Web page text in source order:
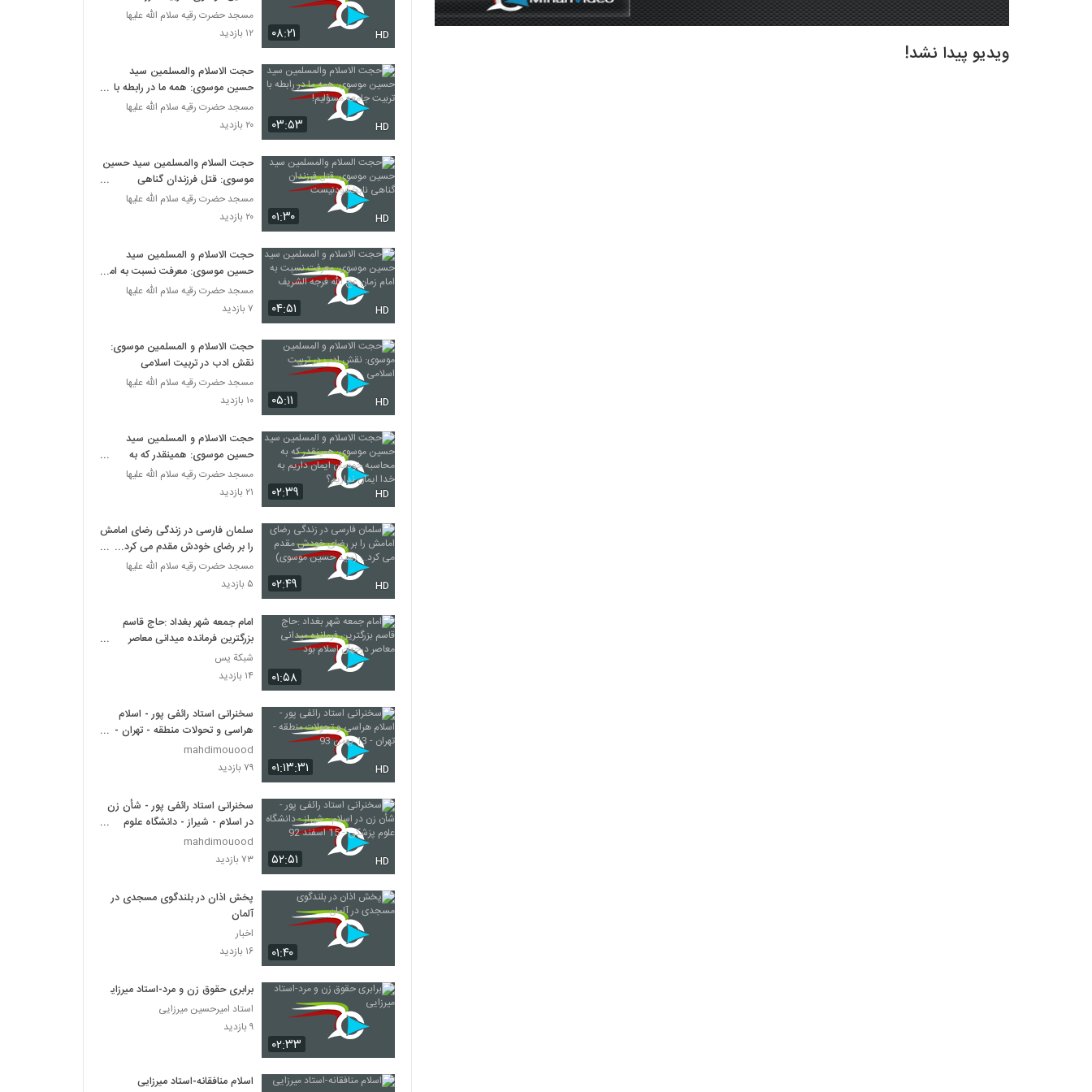
ویدیو پیدا نشد!
۰۸:۲۱ HD
مسجد حضرت رقیه سلام الله علیها
۱۲ بازدید
۰۳:۵۳ HD
حجت الاسلام والمسلمین سید
حسین موسوی: همه ما در رابطه با
تربیت جامعه مسؤلیم!
مسجد حضرت رقیه سلام الله علیها
۲۰ بازدید
۰۱:۳۰ HD
حجت السلام والمسلمین سید حسین
موسوی: قتل فرزندان گناهی
نابخشودنیست
مسجد حضرت رقیه سلام الله علیها
۲۰ بازدید
۰۴:۵۱ HD
حجت الاسلام و المسلمین سید
حسین موسوی: معرفت نسبت به امام
زمان عج الله فرجه الشریف
مسجد حضرت رقیه سلام الله علیها
۷ بازدید
۰۵:۱۱ HD
حجت الاسلام و المسلمین موسوی:
نقش ادب در تربیت اسلامی
مسجد حضرت رقیه سلام الله علیها
۱۰ بازدید
۰۲:۳۹ HD
حجت الاسلام و المسلمین سید
حسین موسوی: همینقدر که به
محاسبه خودمان ایمان داریم به خدا
ایمان نداریم؟
مسجد حضرت رقیه سلام الله علیها
۲۱ بازدید
۰۲:۴۹ HD
سلمان فارسی در زندگی رضای امامش
را بر رضای خودش مقدم می کرد...
(سید حسین موسوی)
مسجد حضرت رقیه سلام الله علیها
۵ بازدید
۰۱:۵۸
امام جمعه شهر بغداد :حاج قاسم
بزرگترین فرمانده میدانی معاصر
درجهان اسلام بود
شبكة يس
۱۴ بازدید
۰۱:۱۳:۳۱ HD
سخنرانی استاد رائفی پور - اسلام
هراسی و تحولات منطقه - تهران -
13 بهمن 93
mahdimouood
۷۹ بازدید
۵۲:۵۱ HD
سخنرانی استاد رائفی پور - شأن زن
در اسلام - شیراز - دانشگاه علوم
پزشکی - 15 اسفند 92
mahdimouood
۷۳ بازدید
۰۱:۴۰
پخش اذان در بلندگوی مسجدی در
آلمان
اخبار
۱۶ بازدید
۰۲:۳۳
برابری حقوق زن و مرد-استاد میرزایی
استاد امیرحسین میرزایی
۹ بازدید
اسلام منافقانه-استاد میرزایی